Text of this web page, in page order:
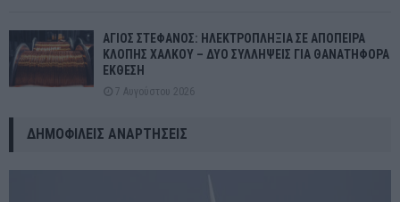
ΑΓΙΟΣ ΣΤΕΦΑΝΟΣ: ΗΛΕΚΤΡΟΠΛΗΞΙΑ ΣΕ ΑΠΟΠΕΙΡΑ
ΚΛΟΠΗΣ ΧΑΛΚΟΥ – ΔΥΟ ΣΥΛΛΗΨΕΙΣ ΓΙΑ ΘΑΝΑΤΗΦΟΡΑ
ΕΚΘΕΣΗ
7 Αυγούστου 2026
ΔΗΜΟΦΙΛΕΊΣ ΑΝΑΡΤΉΣΕΙΣ